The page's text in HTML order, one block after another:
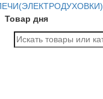
Товар дня